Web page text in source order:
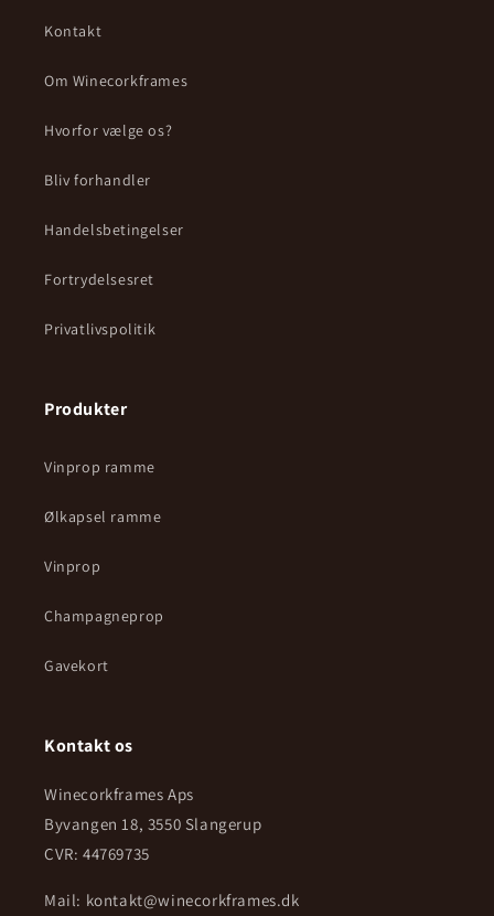
Kontakt
Om Winecorkframes
Hvorfor vælge os?
Bliv forhandler
Handelsbetingelser
Fortrydelsesret
Privatlivspolitik
Produkter
Vinprop ramme
Ølkapsel ramme
Vinprop
Champagneprop
Gavekort
Kontakt os
Winecorkframes Aps
Byvangen 18, 3550 Slangerup
CVR: 44769735
Mail: kontakt@winecorkframes.dk